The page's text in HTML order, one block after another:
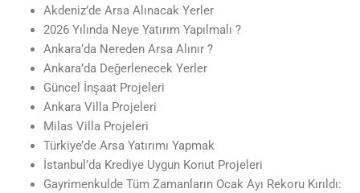
Akdeniz’de Arsa Alınacak Yerler
2026 Yılında Neye Yatırım Yapılmalı ?
Ankara’da Nereden Arsa Alınır ?
Ankara’da Değerlenecek Yerler
Güncel İnşaat Projeleri
Ankara Villa Projeleri
Milas Villa Projeleri
Türkiye’de Arsa Yatırımı Yapmak
İstanbul’da Krediye Uygun Konut Projeleri
Gayrimenkulde Tüm Zamanların Ocak Ayı Rekoru Kırıldı: